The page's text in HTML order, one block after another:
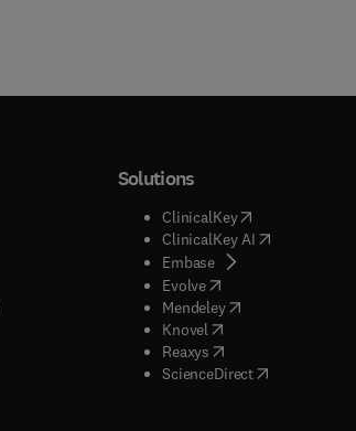
tab/window
window
tab/window
tab/window
in new tab/window
)
tab/window
tab/window
Solutions
ClinicalKey(opens in new
ClinicalKey AI( opens in new
Embase( opens in new tab/
Evolve( opens in new tab/
Mendeley( opens in new tab/
Knovel opens in new tab/
Reaxys opens in new tab/
ScienceDirect( opens in new